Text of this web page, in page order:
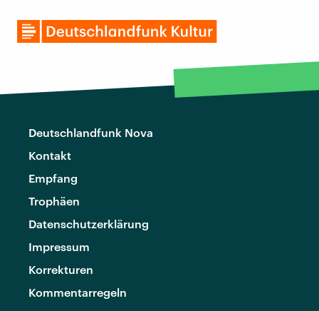
Deutschlandfunk Nova
Kontakt
Empfang
Trophäen
Datenschutzerklärung
Impressum
Korrekturen
Kommentarregeln